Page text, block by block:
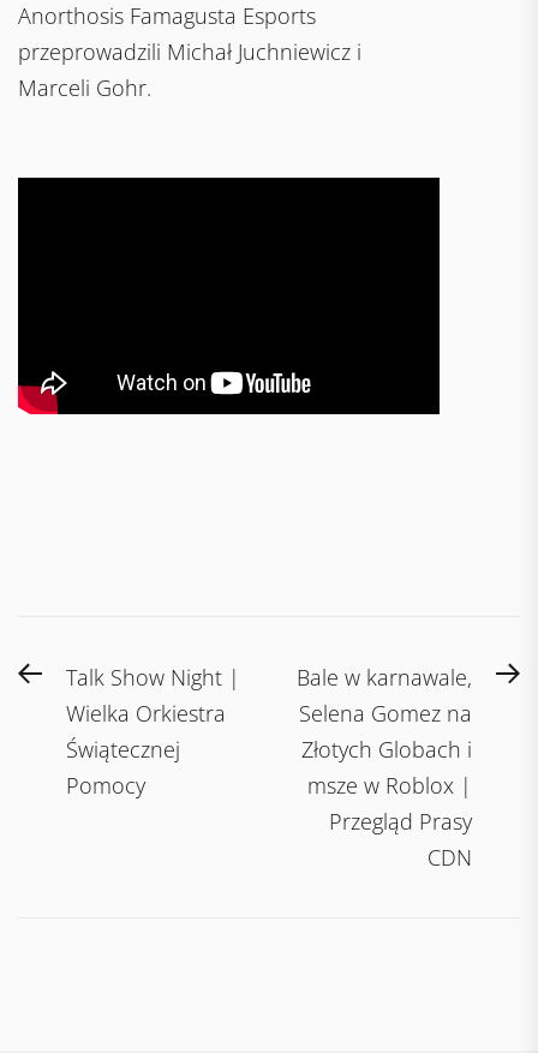
Anorthosis Famagusta Esports
przeprowadzili Michał Juchniewicz i
Marceli Gohr.
Post
navigation
PreviousTalk Show Night |
Wielka Orkiestra
Świątecznej
Pomocy
Bale w karnawale,
Selena Gomez na
Złotych Globach i
msze w Roblox |
Przegląd Prasy
CDN